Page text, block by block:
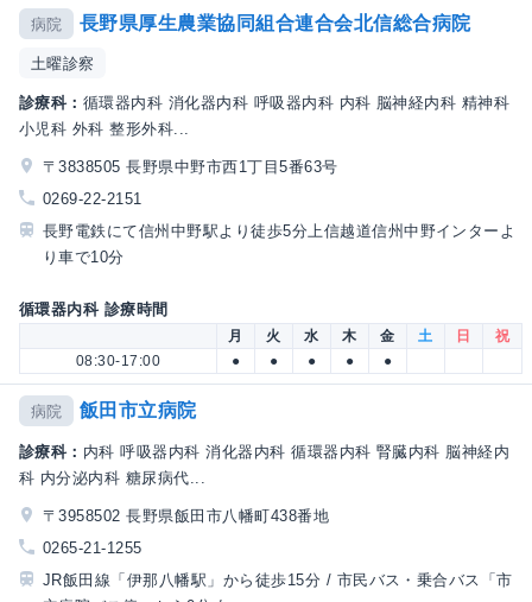
病院 長野県厚生農業協同組合連合会北信総合病院
土曜診察
診療科： 循環器内科 消化器内科 呼吸器内科 内科 脳神経内科 精神科
小児科 外科 整形外科...
〒3838505 長野県中野市西1丁目5番63号
0269-22-2151
長野電鉄にて信州中野駅より徒歩5分上信越道信州中野インターよ
り車で10分
循環器内科 診療時間
月 火 水 木 金 土 日
祝
08:30-17:00
● ● ● ● ●
病院 飯田市立病院
診療科： 内科 呼吸器内科 消化器内科 循環器内科 腎臓内科 脳神経内
科 内分泌内科 糖尿病代...
〒3958502 長野県飯田市八幡町438番地
0265-21-1255
JR飯田線「伊那八幡駅」から徒歩15分 / 市民バス・乗合バス「市